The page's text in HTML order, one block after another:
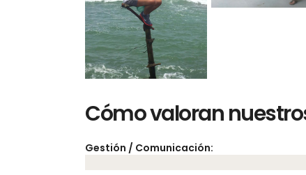
Cómo valoran
Gestión / Comunicación: